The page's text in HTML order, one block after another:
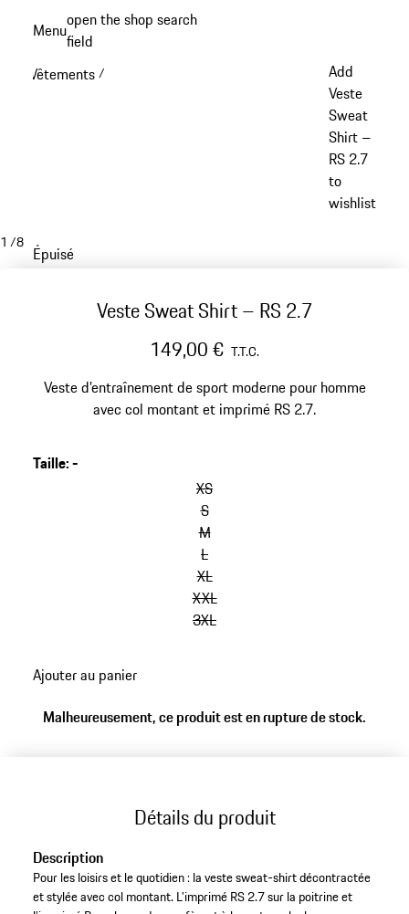
principal
Menuopen the shop search
field
Vêtements /
Add
Veste
Sweat
Shirt –
RS 2.7
to
wishlist
1 /8
Épuisé
Veste Sweat Shirt – RS 2.7
149,00 € T.T.C.
Veste d’entraînement de sport moderne pour homme
avec col montant et imprimé RS 2.7.
Taille:-
XS
S
M
L
XL
XXL
3XL
aux
(Taille)
Ajouter au panier
Malheureusement, ce produit est en rupture de stock.
Détails du produit
Description
Pour les loisirs et le quotidien : la veste sweat-shirt décontractée
et stylée avec col montant. L’imprimé RS 2.7 sur la poitrine et